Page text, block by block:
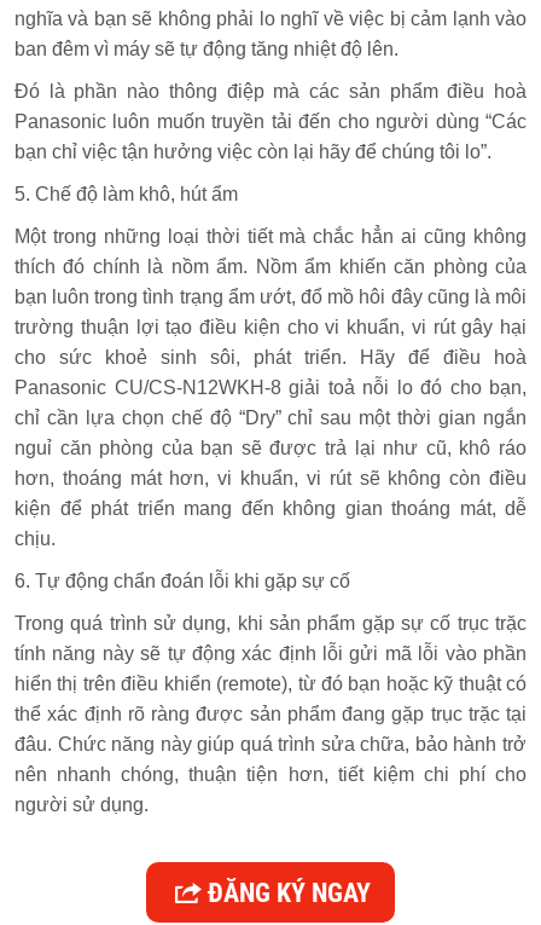
nghĩa và bạn sẽ không phải lo nghĩ về việc bị cảm lạnh vào
ban đêm vì máy sẽ tự động tăng nhiệt độ lên.
Đó là phần nào thông điệp mà các sản phẩm điều hoà
Panasonic luôn muốn truyền tải đến cho người dùng “Các
bạn chỉ việc tận hưởng việc còn lại hãy để chúng tôi lo”.
5. Chế độ làm khô, hút ẩm
Một trong những loại thời tiết mà chắc hẳn ai cũng không
thích đó chính là nồm ẩm. Nồm ẩm khiến căn phòng của
bạn luôn trong tình trạng ẩm ướt, đổ mồ hôi đây cũng là môi
trường thuận lợi tạo điều kiện cho vi khuẩn, vi rút gây hại
cho sức khoẻ sinh sôi, phát triển. Hãy để điều hoà
Panasonic CU/CS-N12WKH-8 giải toả nỗi lo đó cho bạn,
chỉ cần lựa chọn chế độ “Dry” chỉ sau một thời gian ngắn
nguỉ căn phòng của bạn sẽ được trả lại như cũ, khô ráo
hơn, thoáng mát hơn, vi khuẩn, vi rút sẽ không còn điều
kiện để phát triển mang đến không gian thoáng mát, dễ
chịu.
6. Tự động chẩn đoán lỗi khi gặp sự cố
Trong quá trình sử dụng, khi sản phẩm gặp sự cố trục trặc
tính năng này sẽ tự động xác định lỗi gửi mã lỗi vào phần
hiển thị trên điều khiển (remote), từ đó bạn hoặc kỹ thuật có
thể xác định rõ ràng được sản phẩm đang gặp trục trặc tại
đâu. Chức năng này giúp quá trình sửa chữa, bảo hành trở
nên nhanh chóng, thuận tiện hơn, tiết kiệm chi phí cho
người sử dụng.
ĐĂNG KÝ NGAY